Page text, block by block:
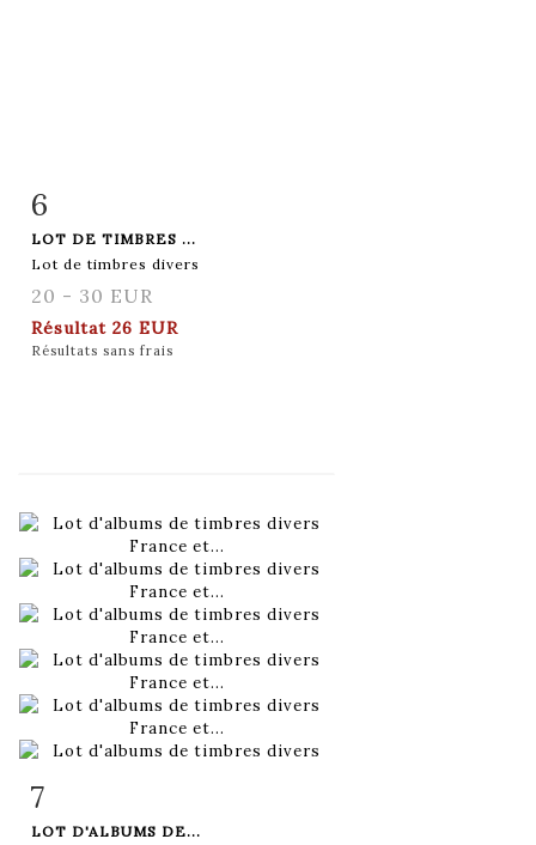
Fiche détaillée
6
LOT DE TIMBRES ...
Lot de timbres divers
20 - 30 EUR
Résultat 26 EUR
Résultats sans frais
Fiche détaillée
7
LOT D'ALBUMS DE...